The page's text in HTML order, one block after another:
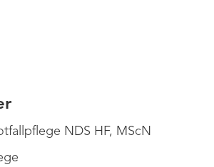
NDS HF, MScN